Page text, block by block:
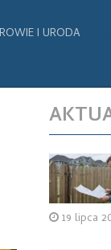
I URODA
19 lipca